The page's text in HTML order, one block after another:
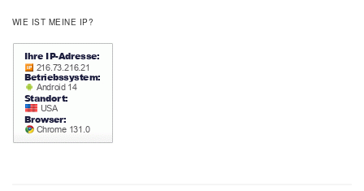
WIE IST MEINE IP?